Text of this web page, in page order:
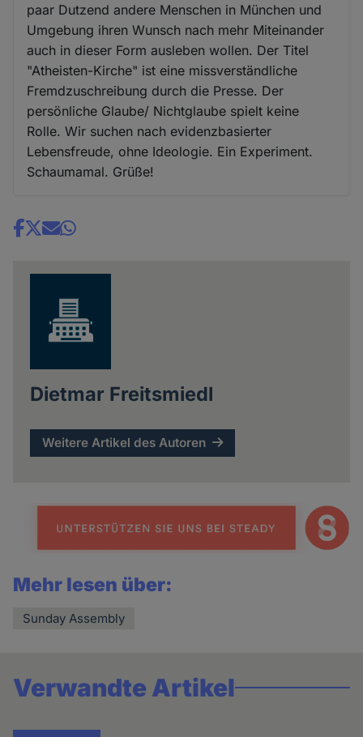
paar Dutzend andere Menschen in München und
Umgebung ihren Wunsch nach mehr Miteinander
auch in dieser Form ausleben wollen. Der Titel
"Atheisten-Kirche" ist eine missverständliche
Fremdzuschreibung durch die Presse. Der
persönliche Glaube/ Nichtglaube spielt keine
Rolle. Wir suchen nach evidenzbasierter
Lebensfreude, ohne Ideologie. Ein Experiment.
Schaumamal. Grüße!
Share
Dietmar Freitsmiedl
Weitere Artikel des Autoren
Mehr lesen über:
Sunday Assembly
Verwandte Artikel